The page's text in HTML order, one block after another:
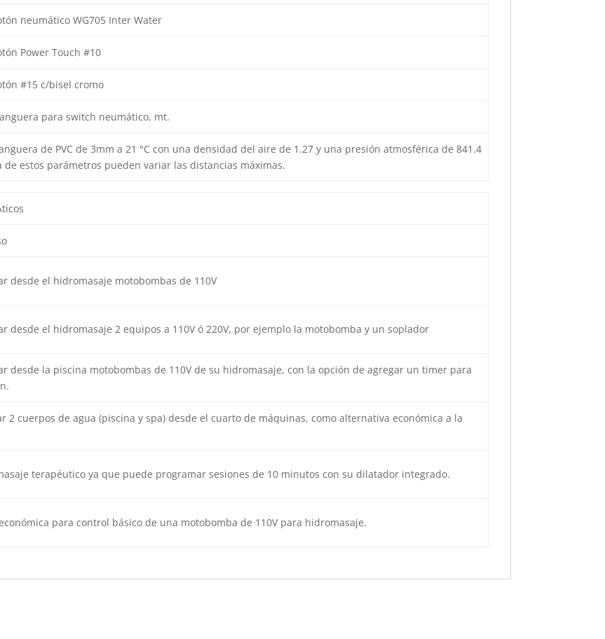
neumático WG705 Inter Water
Power Touch #10
#15 c/bisel cromo
para switch neumático, mt.
de PVC de 3mm a 21 °C con una densidad del aire de 1.27 y una presión atmosférica de 841.4
de estos parámetros pueden variar las distancias máximas.
desde el hidromasaje motobombas de 110V
desde el hidromasaje 2 equipos a 110V ó 220V, por ejemplo la motobomba y un soplador
desde la piscina motobombas de 110V de su hidromasaje, con la opción de agregar un timer para
2 cuerpos de agua (piscina y spa) desde el cuarto de máquinas, como alternativa económica a la
terapéutico ya que puede programar sesiones de 10 minutos con su dilatador integrado.
para control básico de una motobomba de 110V para hidromasaje.